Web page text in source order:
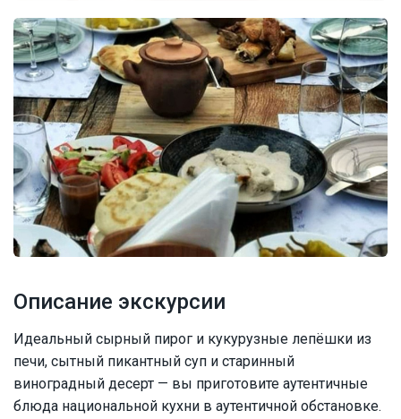
Описание экскурсии
Идеальный сырный пирог и кукурузные лепёшки из
печи, сытный пикантный суп и старинный
виноградный десерт — вы приготовите аутентичные
блюда национальной кухни в аутентичной обстановке.